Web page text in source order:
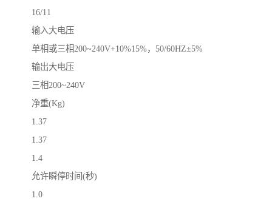
16/11
输入大电压
单相或三相200~240V+10%15%，50/60HZ±5%
输出大电压
三相200~240V
净重(Kg)
1.37
1.37
1.4
允许瞬停时间(秒)
1.0